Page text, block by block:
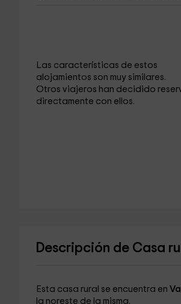
Las características de estos
alojamientos son muy similares.
Otros viajeros han decidido
directamente con ellos.
Descripción de Casa
Esta casa rural se encuentra en
la noreste de la misma.